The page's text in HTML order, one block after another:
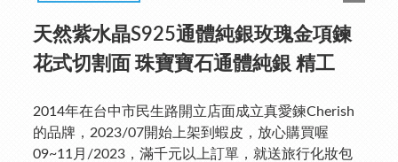
天然紫水晶S925通體純銀玫瑰金項鍊
花式切割面 珠寶寶石通體純銀 精工
2014年在台中市民生路開立店面成立真愛鍊Cherish
的品牌，2023/07開始上架到蝦皮，放心購買喔
09~11月/2023，滿千元以上訂單，就送旅行化妝包